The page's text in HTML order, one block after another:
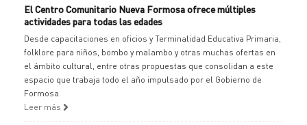
El Centro Comunitario Nueva Formosa ofrece múltiples
actividades para todas las edades
Desde capacitaciones en oficios y Terminalidad Educativa Primaria,
folklore para niños, bombo y malambo y otras muchas ofertas en
el ámbito cultural, entre otras propuestas que consolidan a este
espacio que trabaja todo el año impulsado por el Gobierno de
Formosa.
Leer más